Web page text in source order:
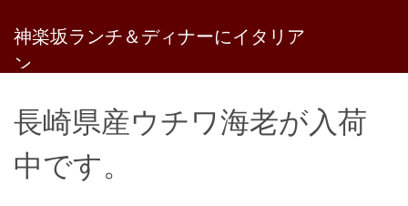
神楽坂ランチ＆ディナーにイタリア
ン。
長崎県産ウチワ海老が入荷
中です。